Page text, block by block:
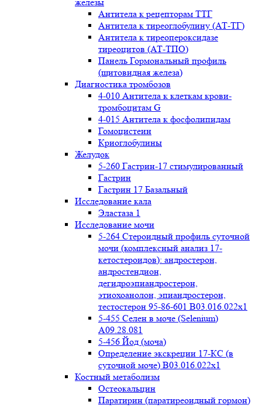
Антитела к рецепторам ТТГ
Антитела к тиреоглобулину (АТ-ТГ)
Антитела к тиреопероксидазе
тиреоцитов (АТ-ТПО)
Панель Гормональный профиль
(щитовидная железа)
Диагностика тромбозов
4-010 Антитела к клеткам крови-
тромбоцитам G
4-015 Антитела к фосфолипидам
Гомоцистеин
Криоглобулины
Желудок
5-260 Гастрин-17 стимулированный
Гастрин
Гастрин 17 Базальный
Исследование кала
Эластаза 1
Исследование мочи
5-264 Стероидный профиль суточной
мочи (комплексный анализ 17-
кетостероидов): андростерон,
андростендион,
дегидроэпиандростерон,
этиохоанолон, эпиандростерон,
тестостерон 95-86-601 B03.016.022x1
5-455 Селен в моче (Selenium)
A09.28.081
5-456 Йод (моча)
Определение экскреции 17-КС (в
суточной моче) B03.016.022x1
Костный метаболизм
Остеокальцин
Паратирин (паратиреоидный гормон)